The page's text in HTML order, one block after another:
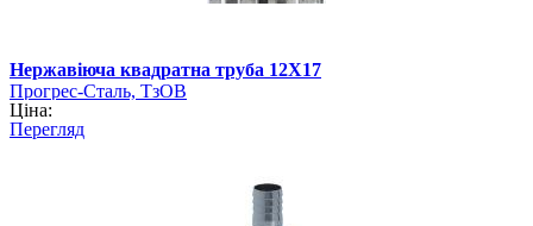
Нержавіюча квадратна труба 12Х17
Прогрес-Сталь, ТзОВ
Ціна:
Перегляд